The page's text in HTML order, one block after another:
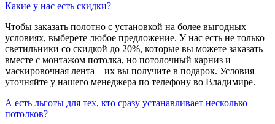
Какие у нас есть скидки?
Чтобы заказать полотно с установкой на более выгодных
условиях, выберете любое предложение. У нас есть не только
светильники со скидкой до 20%, которые вы можете заказать
вместе с монтажом потолка, но потолочный карниз и
маскировочная лента – их вы получите в подарок. Условия
уточняйте у нашего менеджера по телефону во Владимире.
А есть льготы для тех, кто сразу устанавливает несколько
потолков?